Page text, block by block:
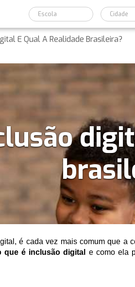
Escola
E Qual A Realidade Brasileira?
é cada vez mais comum que a
que é inclusão digital e como ela